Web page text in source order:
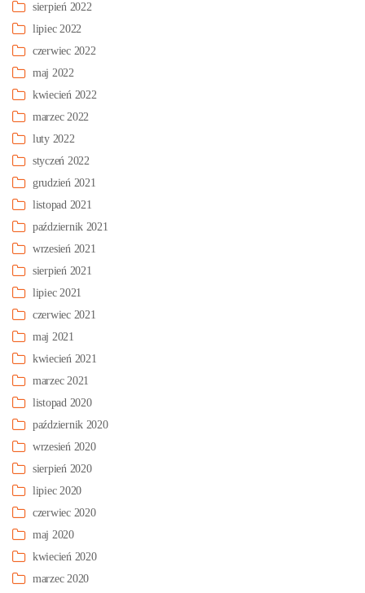
sierpień 2022
lipiec 2022
czerwiec 2022
maj 2022
kwiecień 2022
marzec 2022
luty 2022
styczeń 2022
grudzień 2021
listopad 2021
październik 2021
wrzesień 2021
sierpień 2021
lipiec 2021
czerwiec 2021
maj 2021
kwiecień 2021
marzec 2021
listopad 2020
październik 2020
wrzesień 2020
sierpień 2020
lipiec 2020
czerwiec 2020
maj 2020
kwiecień 2020
marzec 2020